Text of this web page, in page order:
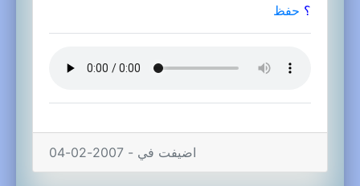
؟ حفظ
اضيفت في - 2007-02-04